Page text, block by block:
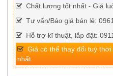
Chất lượng tốt nhất - Giá
Tư vấn/Báo giá bán lẻ:
Hỗ trợ kĩ thuật, lắp đặt:
Giá có thể thay đổi tuỳ
nhất.